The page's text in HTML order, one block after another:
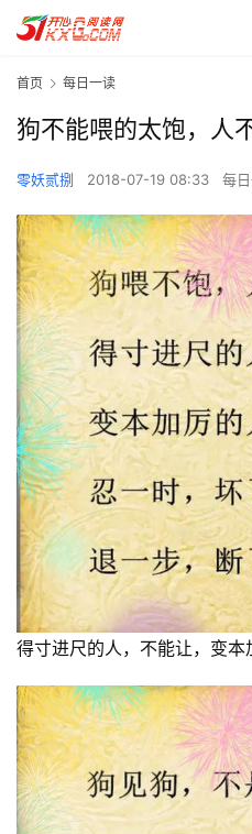
首页 每日一读
狗不能喂的太饱，人
零妖贰捌 2018-07-19 08:33 每
得寸进尺的人，不能让，变本